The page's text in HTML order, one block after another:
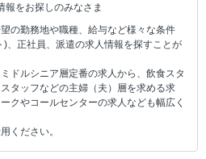
報をお探しのみなさま
の勤務地や職種、給与など様々な条件
、正社員、派遣の求人情報を探すことが
ドルシニア層定番の求人から、飲食スタ
タッフなどの主婦（夫）層を求める求
クやコールセンターの求人なども幅広く
ください。